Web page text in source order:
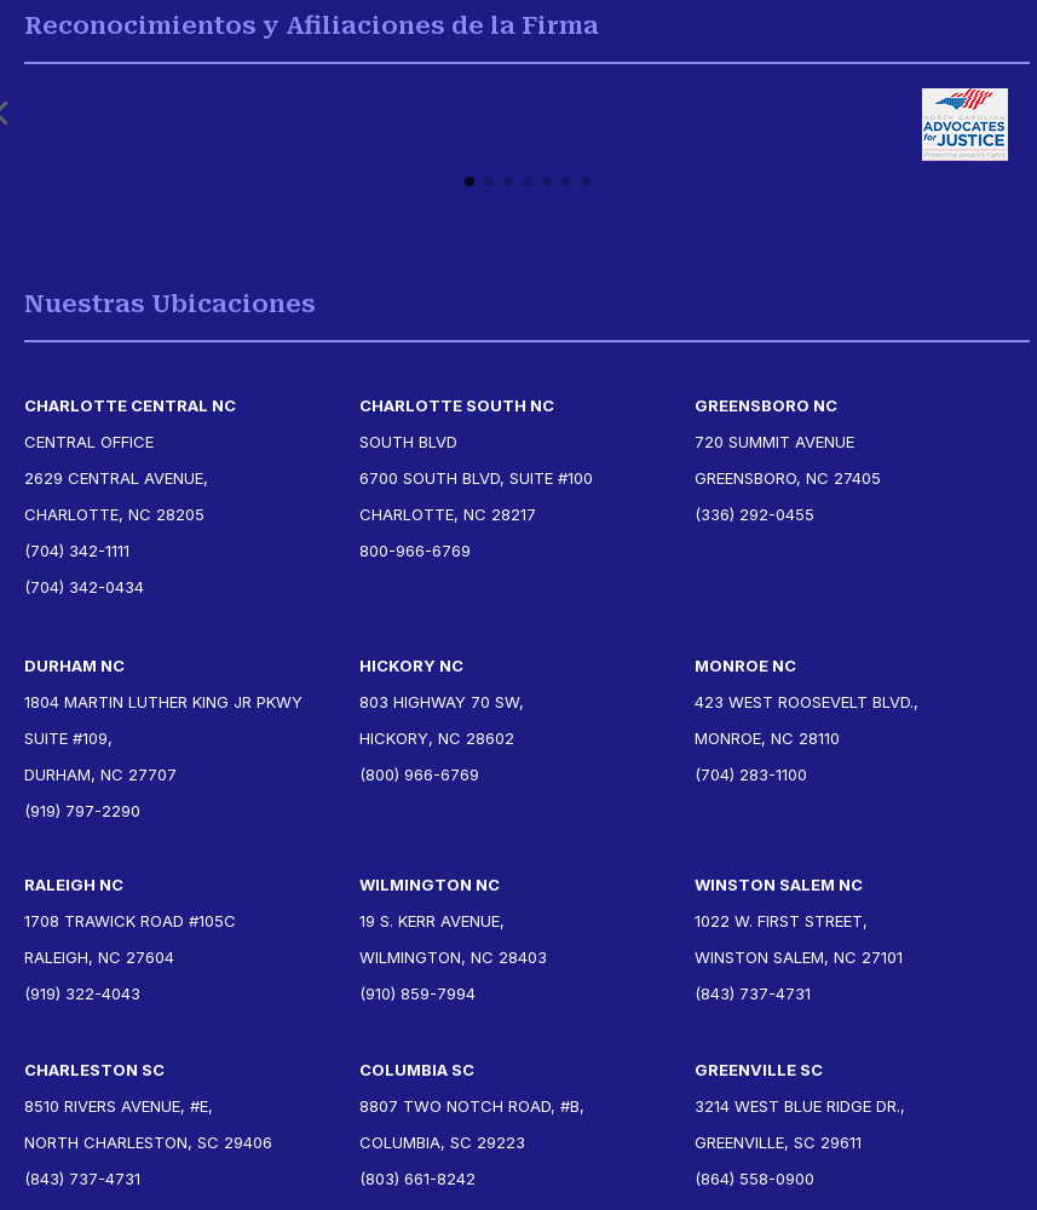
Reconocimientos y Afiliaciones de la Firma
Nuestras Ubicaciones
CHARLOTTE CENTRAL NC
CENTRAL OFFICE
2629 CENTRAL AVENUE,
CHARLOTTE, NC 28205
(704) 342-1111
(704) 342-0434
CHARLOTTE SOUTH NC
SOUTH BLVD
6700 SOUTH BLVD, SUITE #100
CHARLOTTE, NC 28217
800-966-6769
GREENSBORO NC
720 SUMMIT AVENUE
GREENSBORO, NC 27405
(336) 292-0455
DURHAM NC
1804 MARTIN LUTHER KING JR PKWY
SUITE #109,
DURHAM, NC 27707
(919) 797-2290
HICKORY NC
803 HIGHWAY 70 SW,
HICKORY, NC 28602
(800) 966-6769
MONROE NC
423 WEST ROOSEVELT BLVD.,
MONROE, NC 28110
(704) 283-1100
RALEIGH NC
1708 TRAWICK ROAD #105C
RALEIGH, NC 27604
(919) 322-4043
WILMINGTON NC
19 S. KERR AVENUE,
WILMINGTON, NC 28403
(910) 859-7994
WINSTON SALEM NC
1022 W. FIRST STREET,
WINSTON SALEM, NC 27101
(843) 737-4731
CHARLESTON SC
8510 RIVERS AVENUE, #E,
NORTH CHARLESTON, SC 29406
(843) 737-4731
COLUMBIA SC
8807 TWO NOTCH ROAD, #B,
COLUMBIA, SC 29223
(803) 661-8242
GREENVILLE SC
3214 WEST BLUE RIDGE DR.,
GREENVILLE, SC 29611
(864) 558-0900